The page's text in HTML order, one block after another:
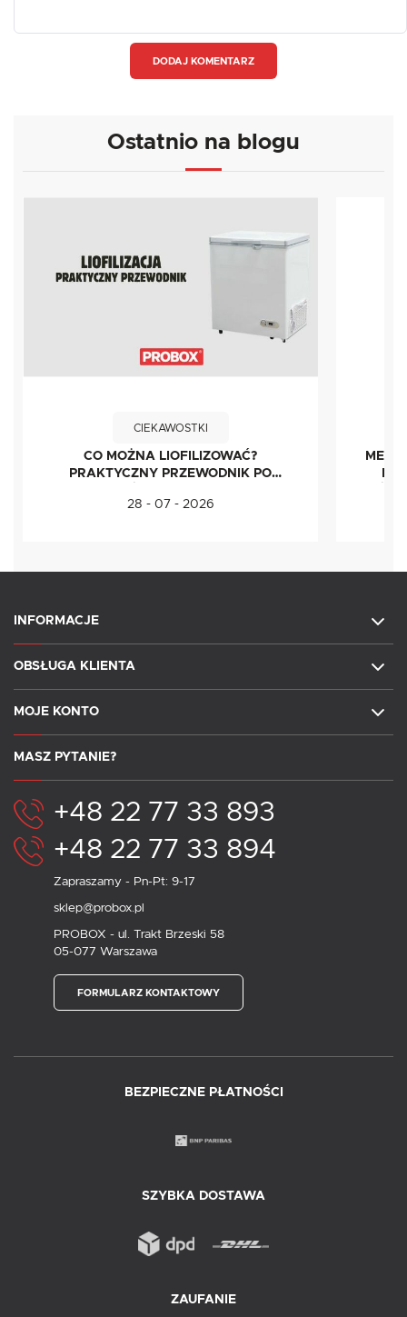
DODAJ KOMENTARZ
Ostatnio na blogu
CIEKAWOSTKI
CO MOŻNA LIOFILIZOWAĆ?
PRAKTYCZNY PRZEWODNIK PO
28 - 07 - 2026
INFORMACJE
OBSŁUGA KLIENTA
MOJE KONTO
MASZ PYTANIE?
+48 22 77 33 893
+48 22 77 33 894
Zapraszamy - Pn-Pt: 9-17
sklep@probox.pl
PROBOX - ul. Trakt Brzeski 58
05-077 Warszawa
FORMULARZ KONTAKTOWY
BEZPIECZNE PŁATNOŚCI
SZYBKA DOSTAWA
ZAUFANIE